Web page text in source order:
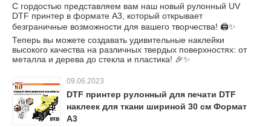
С гордостью представляем вам наш новый рулонный UV
DTF принтер в формате А3, который открывает
безграничные возможности для вашего творчества! 🖨️✨
Теперь вы можете создавать удивительные наклейки
высокого качества на различных твердых поверхностях: от
металла и дерева до стекла и пластика! 🎉✨
09.06.2023
DTF принтер рулонный для печати DTF
наклеек для ткани шириной 30 см Формат
А3